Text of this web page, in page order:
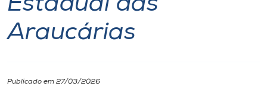
Unoesc
Estadual das
Araucárias
Publicado em 27/03/2026